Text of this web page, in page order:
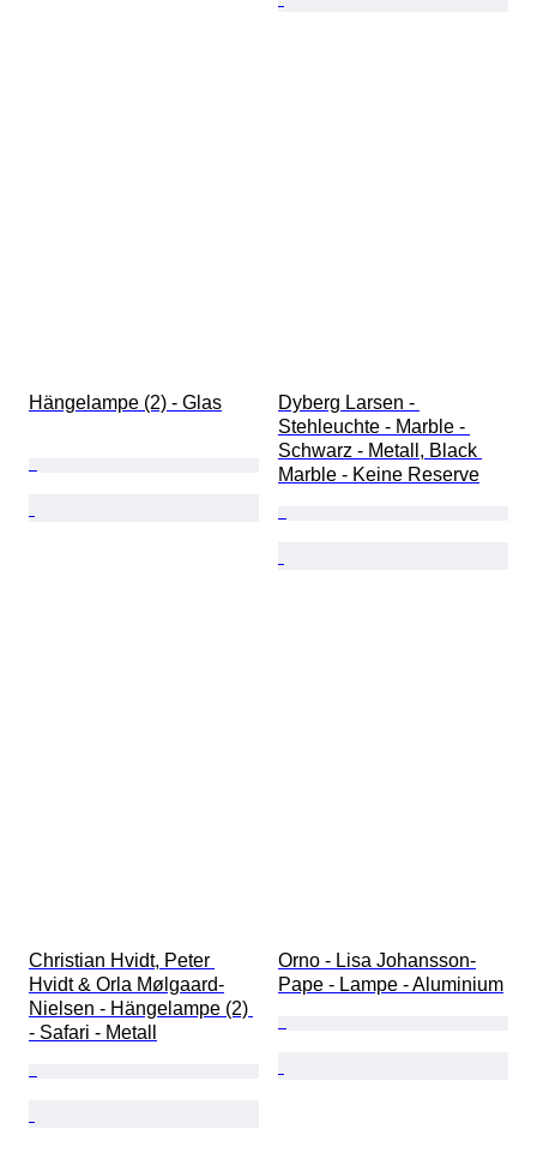
Hängelampe (2) - Glas
Dyberg Larsen -
Stehleuchte - Marble -
Schwarz - Metall, Black
Marble - Keine Reserve
Christian Hvidt, Peter
Hvidt & Orla Mølgaard-
Nielsen - Hängelampe (2)
- Safari - Metall
Orno - Lisa Johansson-
Pape - Lampe - Aluminium